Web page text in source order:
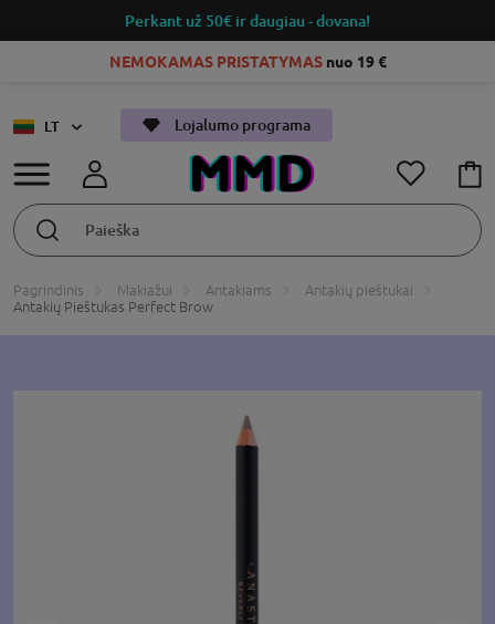
Perkant už 50€ ir daugiau - dovana!
NEMOKAMAS PRISTATYMAS nuo 19 €
Lojalumo programa
LT
Pagrindinis Makiažui Antakiams
Antakių pieštukai
Antakių Pieštukas Perfect Brow